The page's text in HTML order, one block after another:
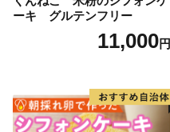
ーキ グルテンフリー
11,000円